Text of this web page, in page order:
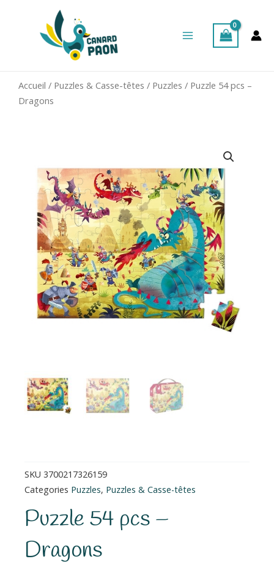
Menu
Accueil / Puzzles & Casse-têtes / Puzzles / Puzzle 54 pcs –
Dragons
SKU 3700217326159
Categories Puzzles, Puzzles & Casse-têtes
Puzzle 54 pcs –
Dragons